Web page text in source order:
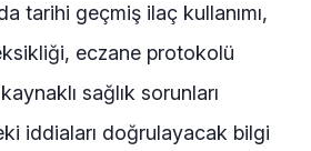
tarihi geçmiş ilaç kullanımı,
eczane protokolü
sağlık sorunları
iddiaları doğrulayacak bilgi